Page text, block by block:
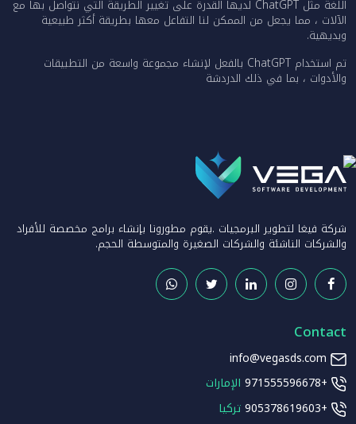
اللغة مثل ChatGPT لديها القدرة على تغيير الطريقة التي نتواصل بها مع
الآلات ، مما يجعل من الممكن لنا التفاعل معها بطريقة أكثر طبيعية
وبديهية.
تم استخدام ChatGPT بالفعل لإنشاء مجموعة واسعة من التطبيقات
والأدوات ، بما في ذلك الدردشة
شركة فيغا لتطوير البرمجيات .يقوم مطورونا بإنشاء برامج مخصصة للأفراد
والشركات الناشئة والشركات الصغيرة والمتوسطة الحجم.
Contact
info@vegasds.com
+971555596678
الإمارات
+905378619603
تركيا